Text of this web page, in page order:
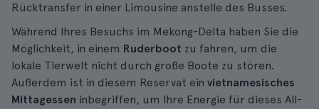
Rücktransfer in einer Limousine anstelle des Busses.
Während Ihres Besuchs im Mekong-Delta haben Sie die
Möglichkeit, in einem Ruderboot zu fahren, um die
lokale Tierwelt nicht durch große Boote zu stören.
Außerdem ist in diesem Reservat ein vietnamesisches
Mittagessen inbegriffen, um Ihre Energie für dieses All-